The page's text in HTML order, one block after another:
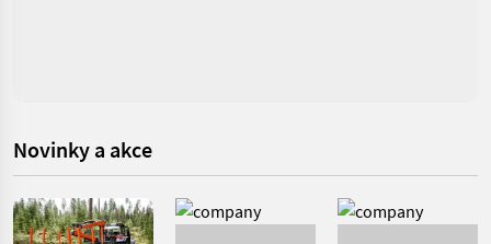
Novinky a akce